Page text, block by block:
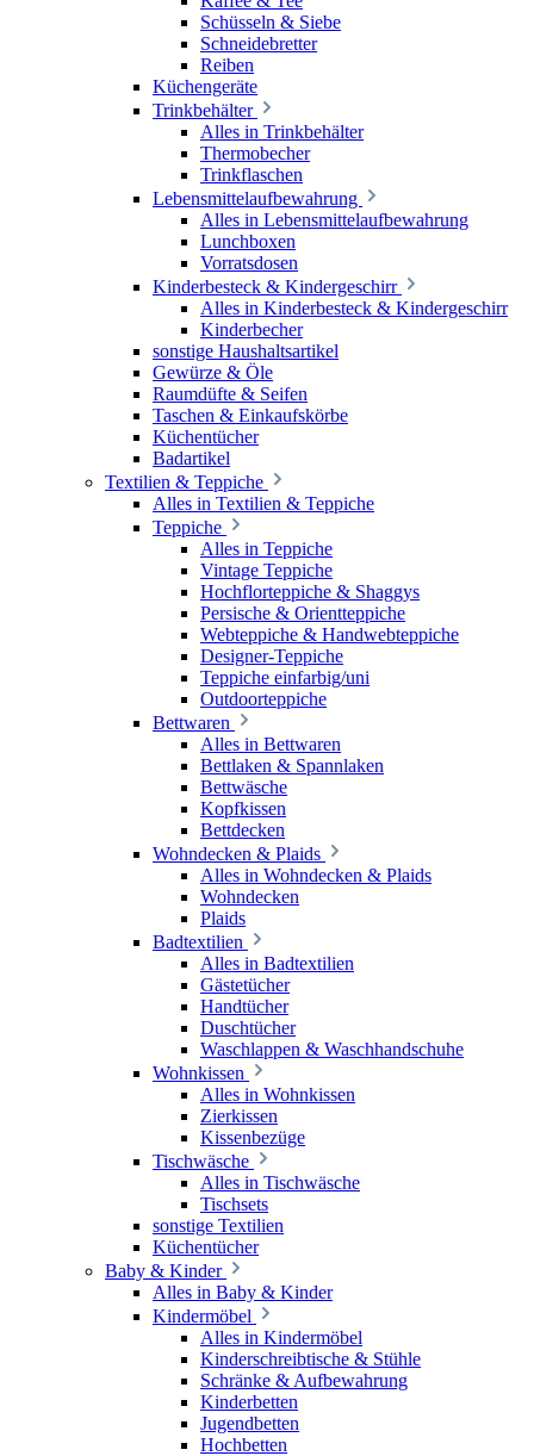
Schüsseln & Siebe
Schneidebretter
Reiben
Küchengeräte
Trinkbehälter
Alles in Trinkbehälter
Thermobecher
Trinkflaschen
Lebensmittelaufbewahrung
Alles in Lebensmittelaufbewahrung
Lunchboxen
Vorratsdosen
Kinderbesteck & Kindergeschirr
Alles in Kinderbesteck & Kindergeschirr
Kinderbecher
sonstige Haushaltsartikel
Gewürze & Öle
Raumdüfte & Seifen
Taschen & Einkaufskörbe
Küchentücher
Badartikel
Textilien & Teppiche
Alles in Textilien & Teppiche
Teppiche
Alles in Teppiche
Vintage Teppiche
Hochflorteppiche & Shaggys
Persische & Orientteppiche
Webteppiche & Handwebteppiche
Designer-Teppiche
Teppiche einfarbig/uni
Outdoorteppiche
Bettwaren
Alles in Bettwaren
Bettlaken & Spannlaken
Bettwäsche
Kopfkissen
Bettdecken
Wohndecken & Plaids
Alles in Wohndecken & Plaids
Wohndecken
Plaids
Badtextilien
Alles in Badtextilien
Gästetücher
Handtücher
Duschtücher
Waschlappen & Waschhandschuhe
Wohnkissen
Alles in Wohnkissen
Zierkissen
Kissenbezüge
Tischwäsche
Alles in Tischwäsche
Tischsets
sonstige Textilien
Küchentücher
Baby & Kinder
Alles in Baby & Kinder
Kindermöbel
Alles in Kindermöbel
Kinderschreibtische & Stühle
Schränke & Aufbewahrung
Kinderbetten
Jugendbetten
Hochbetten